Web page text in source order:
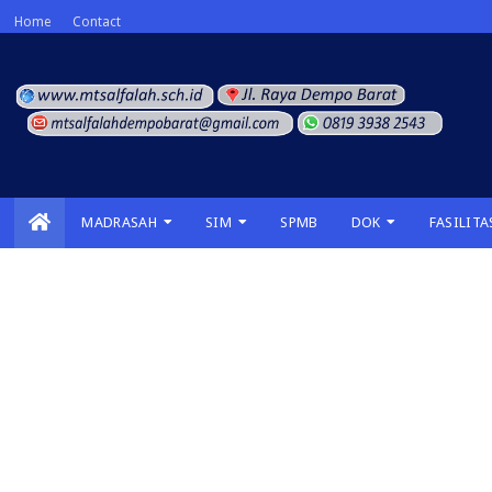
Home Contact
MADRASAH SIM SPMB DOK